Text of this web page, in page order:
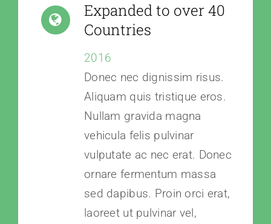
Expanded to over 40
Countries
2016
Donec nec dignissim risus.
Aliquam quis tristique eros.
Nullam gravida magna
vehicula felis pulvinar
vulputate ac nec erat. Donec
ornare fermentum massa
sed dapibus. Proin orci erat,
laoreet ut pulvinar vel,